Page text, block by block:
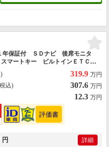
年保証付 ＳＤナビ 後席モニタ
マートキー ビルトインＥＴＣ
ｅｔｏｏｔｈ ＣＤ ＤＶＤ再生
319.9 万円
込) 307.6 万円
12.3 万円
円 詳細